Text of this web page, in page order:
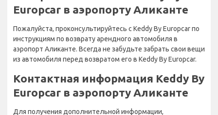
Europcar в аэропорту Аликанте
Пожалуйста, проконсультируйтесь с Keddy By Europcar по
инструкциям по возврату арендного автомобиля в
аэропорт Аликанте. Всегда не забудьте забрать свои вещи
из автомобиля перед возвратом его в Keddy By Europcar.
Контактная информация Keddy By
Europcar в аэропорту Аликанте
Для получения дополнительной информации,